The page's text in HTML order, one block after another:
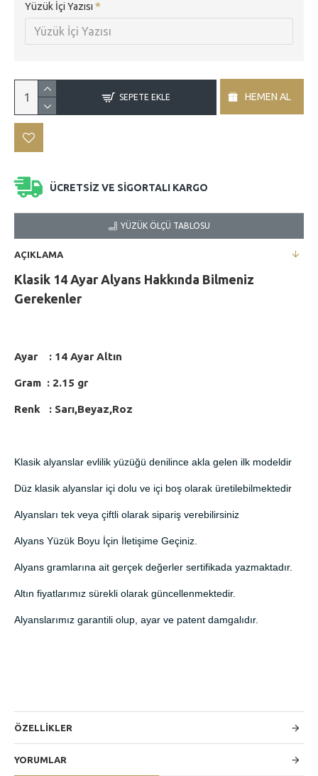
Yüzük İçi Yazısı
SEPETE EKLE HEMEN AL
ÜCRETSİZ VE SİGORTALI KARGO
YÜZÜK ÖLÇÜ TABLOSU
AÇIKLAMA
Klasik 14 Ayar Alyans Hakkında Bilmeniz
Gerekenler
Ayar : 14 Ayar Altın
Gram : 2.15 gr
Renk : Sarı,Beyaz,Roz
Klasik alyanslar evlilik yüzüğü denilince akla gelen ilk modeldir
Düz klasik alyanslar içi dolu ve içi boş olarak üretilebilmektedir
Alyansları tek veya çiftli olarak sipariş verebilirsiniz
Alyans Yüzük Boyu İçin İletişime Geçiniz.
Alyans gramlarına ait gerçek değerler sertifikada yazmaktadır.
Altın fiyatlarımız sürekli olarak güncellenmektedir.
Alyanslarımız garantili olup, ayar ve patent damgalıdır.
ÖZELLİKLER
YORUMLAR